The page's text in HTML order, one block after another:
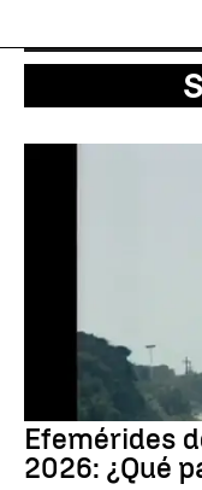
Efemérides
2026: ¿Qué